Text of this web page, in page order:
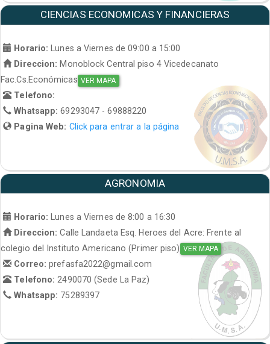
CIENCIAS ECONOMICAS Y FINANCIERAS
Horario: Lunes a Viernes de 09:00 a 15:00
Direccion: Monoblock Central piso 4 Vicedecanato
Fac.Cs.Económicas VER MAPA
Telefono:
Whatsapp:69293047 - 69888220
Pagina Web: Click para entrar a la página
AGRONOMIA
Horario:
Lunes a Viernes de 8:00 a 16:30
Direccion: Calle Landaeta Esq. Heroes del Acre: Frente al
colegio del Instituto Americano (Primer piso) VER MAPA
Correo:prefasfa2022@gmail.com
Telefono: 2490070 (Sede La Paz)
Whatsapp: 75289397